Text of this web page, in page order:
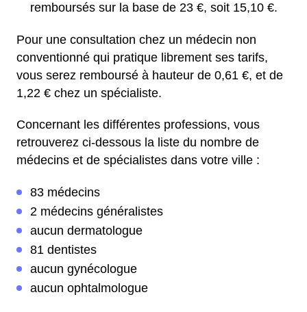
remboursés sur la base de 23 €, soit 15,10 €.
Pour une consultation chez un médecin non
conventionné qui pratique librement ses tarifs,
vous serez remboursé à hauteur de 0,61 €, et de
1,22 € chez un spécialiste.
Concernant les différentes professions, vous
retrouverez ci-dessous la liste du nombre de
médecins et de spécialistes dans votre ville :
83 médecins
2 médecins généralistes
aucun dermatologue
81 dentistes
aucun gynécologue
aucun ophtalmologue